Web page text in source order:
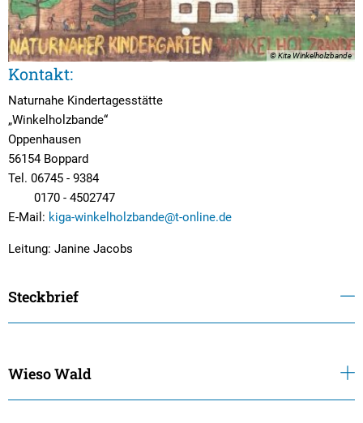
© Kita Winkelholzbande
Kontakt:
Naturnahe Kindertagesstätte
„Winkelholzbande“
Oppenhausen
56154 Boppard
Tel. 06745 - 9384
0170 - 4502747
E-Mail: kiga-winkelholzbande@t-online.de
Leitung: Janine Jacobs
Steckbrief
Wieso Wald